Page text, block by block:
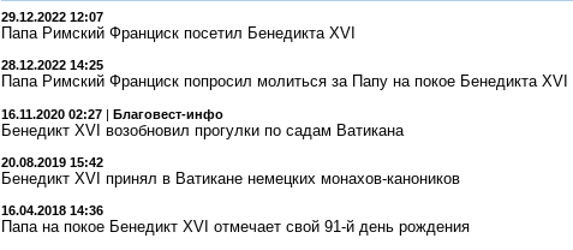
29.12.2022 12:07
Папа Римский Франциск посетил Бенедикта XVI
28.12.2022 14:25
Папа Римский Франциск попросил молиться за Папу на покое Бенедикта XVI
16.11.2020 02:27 | Благовест-инфо
Бенедикт XVI возобновил прогулки по садам Ватикана
20.08.2019 15:42
Бенедикт XVI принял в Ватикане немецких монахов-каноников
16.04.2018 14:36
Папа на покое Бенедикт XVI отмечает свой 91-й день рождения